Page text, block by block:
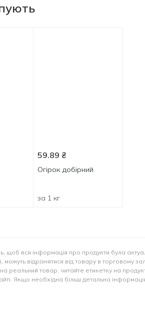
59.89 ₴
Огірок добірний
за 1 кг
щоб вся інформація про продукти була
відрізнятися від товару в торговому
реальний товар, читайте етикетку на
Якщо необхідна більш детальна